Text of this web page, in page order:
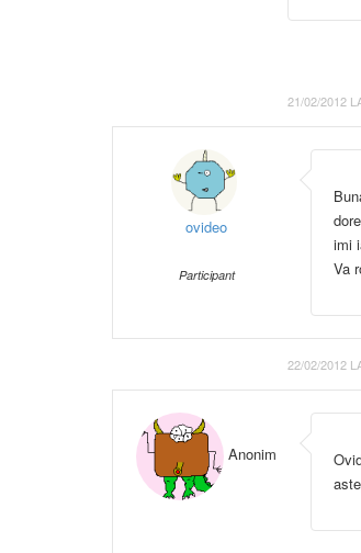
21/02/2012
ovideo
Participant
imi
Va
22/02/2012
Anonim